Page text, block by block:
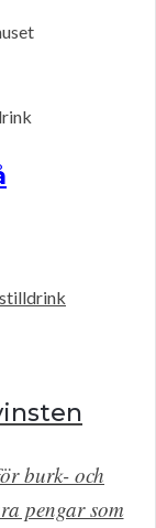
burk- och
pengar som